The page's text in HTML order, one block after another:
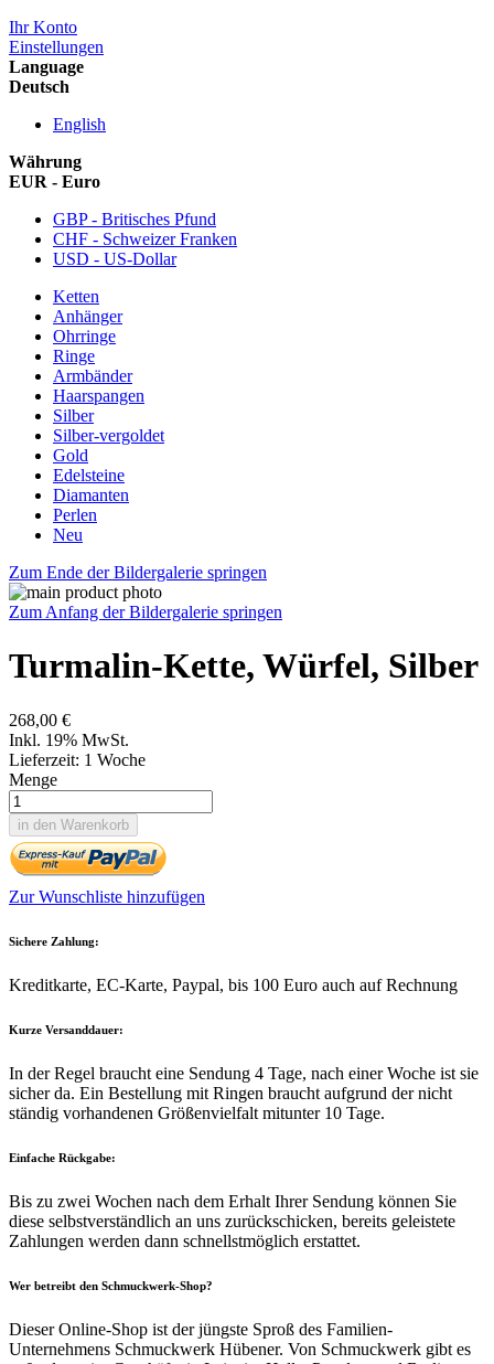
Ihr Konto
Einstellungen
Language
Deutsch
English
Währung
EUR - Euro
GBP - Britisches Pfund
CHF - Schweizer Franken
USD - US-Dollar
Ketten
Anhänger
Ohrringe
Ringe
Armbänder
Haarspangen
Silber
Silber-vergoldet
Gold
Edelsteine
Diamanten
Perlen
Neu
Zum Ende der Bildergalerie springen
Zum Anfang der Bildergalerie springen
Turmalin-Kette, Würfel, Silber
268,00 €
Inkl. 19% MwSt.
Lieferzeit: 1 Woche
Menge
in den Warenkorb
Zur Wunschliste hinzufügen
Sichere Zahlung:
Kreditkarte, EC-Karte, Paypal, bis 100 Euro auch auf Rechnung
Kurze Versanddauer:
In der Regel braucht eine Sendung 4 Tage, nach einer Woche ist sie
sicher da. Ein Bestellung mit Ringen braucht aufgrund der nicht
ständig vorhandenen Größenvielfalt mitunter 10 Tage.
Einfache Rückgabe:
Bis zu zwei Wochen nach dem Erhalt Ihrer Sendung können Sie
diese selbstverständlich an uns zurückschicken, bereits geleistete
Zahlungen werden dann schnellstmöglich erstattet.
Wer betreibt den Schmuckwerk-Shop?
Dieser Online-Shop ist der jüngste Sproß des Familien-
Unternehmens Schmuckwerk Hübener. Von Schmuckwerk gibt es